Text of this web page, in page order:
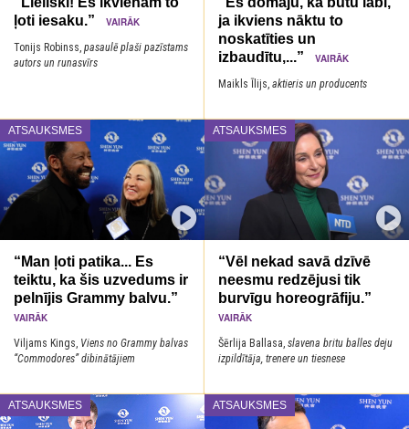
ļoti iesaku.”
VAIRĀK
Tonijs Robinss, pasaulē plaši pazīstams
autors un runasvīrs
ja ikviens nāktu to
noskatīties un
izbaudītu,...”VAIRĀK
Maikls Īlijs,aktieris un producents
ATSAUKSMES
“Man ļoti patika... Es
teiktu, ka šis uzvedums ir
pelnījis Grammy balvu.”
VAIRĀK
Viljams Kings, Viens no Grammy balvas
“Commodores” dibinātājiem
ATSAUKSMES
“Vēl nekad savā dzīvē
neesmu redzējusi tik
burvīgu horeogrāfiju.”
VAIRĀK
Šērlija Ballasa,slavena britu balles deju
izpildītāja, trenere un tiesnese
ATSAUKSMES ATSAUKSMES